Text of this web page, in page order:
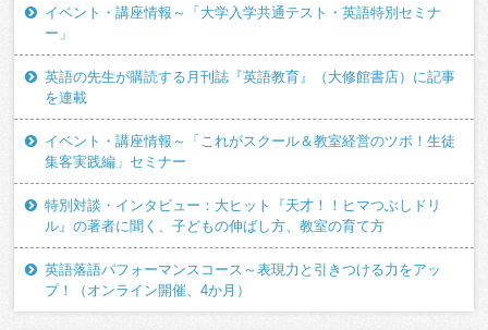
イベント・講座情報～「大学入学共通テスト・英語特別セミナ
ー」
英語の先生が購読する月刊誌『英語教育』（大修館書店）に記事
を連載
イベント・講座情報～「これがスクール＆教室経営のツボ！生徒
集客実践編」セミナー
特別対談・インタビュー：大ヒット『天才！！ヒマつぶしドリ
ル』の著者に聞く、子どもの伸ばし方、教室の育て方
英語落語パフォーマンスコース～表現力と引きつける力をアッ
プ！（オンライン開催、4か月）